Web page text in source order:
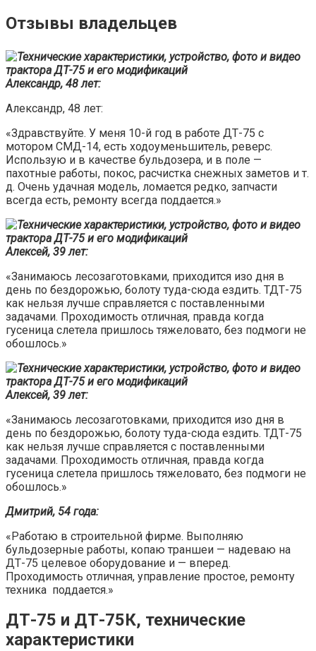
Отзывы владельцев
Александр, 48 лет:
Александр, 48 лет:
«Здравствуйте. У меня 10-й год в работе ДТ-75 с
мотором СМД-14, есть ходоуменьшитель, реверс.
Использую и в качестве бульдозера, и в поле —
пахотные работы, покос, расчистка снежных заметов и т.
д. Очень удачная модель, ломается редко, запчасти
всегда есть, ремонту всегда поддается.»
Алексей, 39 лет:
«Занимаюсь лесозаготовками, приходится изо дня в
день по бездорожью, болоту туда-сюда ездить. ТДТ-75
как нельзя лучше справляется с поставленными
задачами. Проходимость отличная, правда когда
гусеница слетела пришлось тяжеловато, без подмоги не
обошлось.»
Алексей, 39 лет:
«Занимаюсь лесозаготовками, приходится изо дня в
день по бездорожью, болоту туда-сюда ездить. ТДТ-75
как нельзя лучше справляется с поставленными
задачами. Проходимость отличная, правда когда
гусеница слетела пришлось тяжеловато, без подмоги не
обошлось.»
Дмитрий, 54 года:
«Работаю в строительной фирме. Выполняю
бульдозерные работы, копаю траншеи — надеваю на
ДТ-75 целевое оборудование и — вперед.
Проходимость отличная, управление простое, ремонту
техника поддается.»
ДТ-75 и ДТ-75К, технические
характеристики